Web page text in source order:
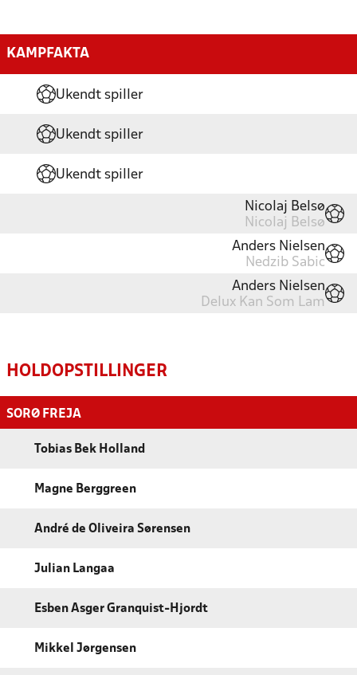
KAMPFAKTA
Ukendt spiller
Ukendt spiller
Ukendt spiller
Nicolaj Belsø
Nicolaj Belsø
Anders Nielsen
Nedzib Sabic
Anders Nielsen
Delux Kan Som Lam
HOLDOPSTILLINGER
SORØ FREJA
Tobias Bek Holland
Magne Berggreen
André de Oliveira Sørensen
Julian Langaa
Esben Asger Granquist-Hjordt
Mikkel Jørgensen